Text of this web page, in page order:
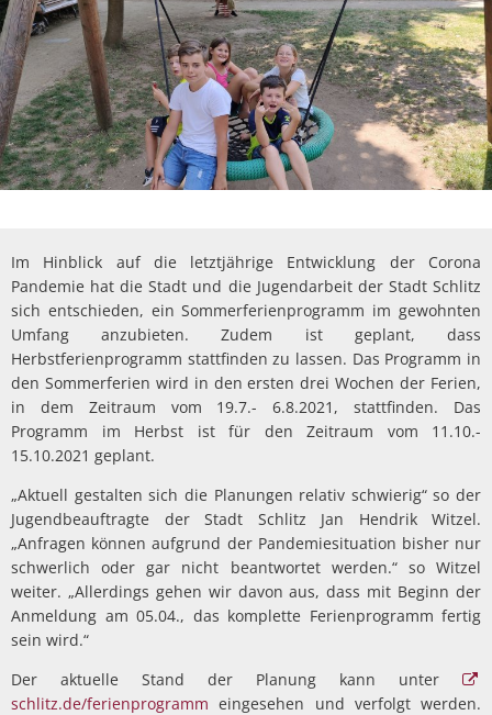
Im Hinblick auf die letztjährige Entwicklung der Corona
Pandemie hat die Stadt und die Jugendarbeit der Stadt Schlitz
sich entschieden, ein Sommerferienprogramm im gewohnten
Umfang anzubieten. Zudem ist geplant, dass
Herbstferienprogramm stattfinden zu lassen. Das Programm in
den Sommerferien wird in den ersten drei Wochen der Ferien,
in dem Zeitraum vom 19.7.- 6.8.2021, stattfinden. Das
Programm im Herbst ist für den Zeitraum vom 11.10.-
15.10.2021 geplant.
„Aktuell gestalten sich die Planungen relativ schwierig“ so der
Jugendbeauftragte der Stadt Schlitz Jan Hendrik Witzel.
„Anfragen können aufgrund der Pandemiesituation bisher nur
schwerlich oder gar nicht beantwortet werden.“ so Witzel
weiter. „Allerdings gehen wir davon aus, dass mit Beginn der
Anmeldung am 05.04., das komplette Ferienprogramm fertig
sein wird.“
Der aktuelle Stand der Planung kann unter
schlitz.de/ferienprogramm eingesehen und verfolgt werden.